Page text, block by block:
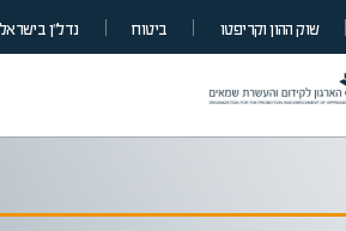
שוק ההון וקריפטו ביטוח נדל”ן בישראל